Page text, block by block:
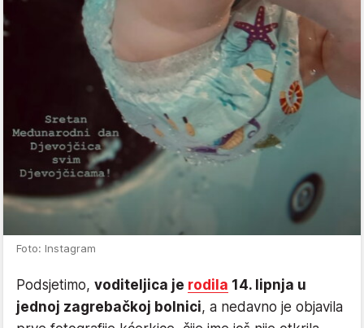
Foto: Instagram
Podsjetimo, voditeljica je rodila 14. lipnja u
jednoj zagrebačkoj bolnici, a nedavno je objavila